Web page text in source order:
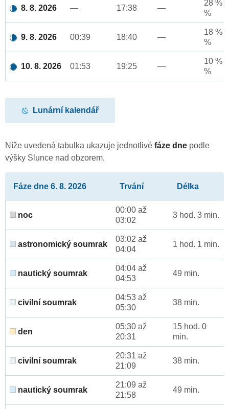
8. 8. 2026 — 17:38 —
28 %
%
9. 8. 2026 00:39 18:40 —
18 %
%
10. 8. 2026 01:53 19:25 —
10 %
%
Lunární kalendář
Níže uvedená tabulka ukazuje jednotlivé fáze dne podle
výšky Slunce nad obzorem.
Fáze dne 6. 8. 2026 Trvání Délka
noc
00:00 až
03:02
3 hod. 3 min.
astronomický soumrak
03:02 až
04:04
1 hod. 1 min.
nautický soumrak
04:04 až
04:53
49 min.
civilní soumrak
04:53 až
05:30
38 min.
den
05:30 až
20:31
15 hod. 0
min.
civilní soumrak
20:31 až
21:09
38 min.
nautický soumrak
21:09 až
21:58
49 min.